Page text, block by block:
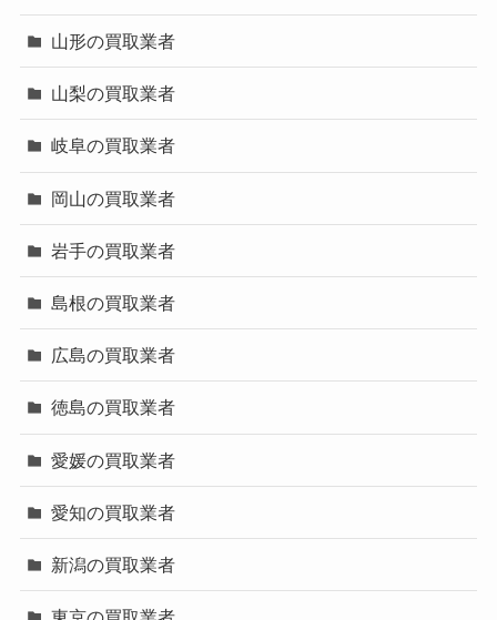
山形の買取業者
山梨の買取業者
岐阜の買取業者
岡山の買取業者
岩手の買取業者
島根の買取業者
広島の買取業者
徳島の買取業者
愛媛の買取業者
愛知の買取業者
新潟の買取業者